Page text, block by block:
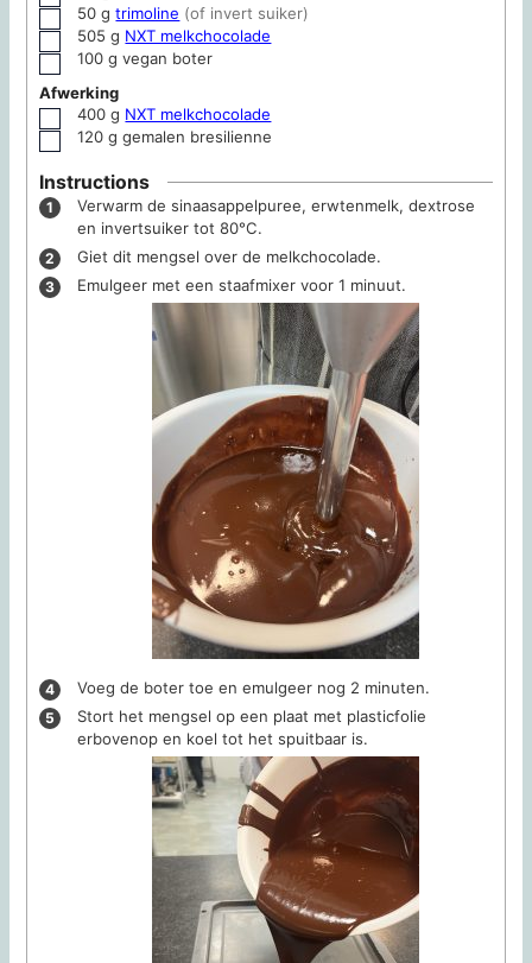
▢
50 g trimoline (of invert suiker)
▢
505 g NXT melkchocolade
▢
100 g vegan boter
Afwerking
▢
400 g NXT melkchocolade
▢
120 g gemalen bresilienne
Instructions
Verwarm de sinaasappelpuree, erwtenmelk, dextrose
en invertsuiker tot 80°C.
Giet dit mengsel over de melkchocolade.
Emulgeer met een staafmixer voor 1 minuut.
Voeg de boter toe en emulgeer nog 2 minuten.
Stort het mengsel op een plaat met plasticfolie
erbovenop en koel tot het spuitbaar is.